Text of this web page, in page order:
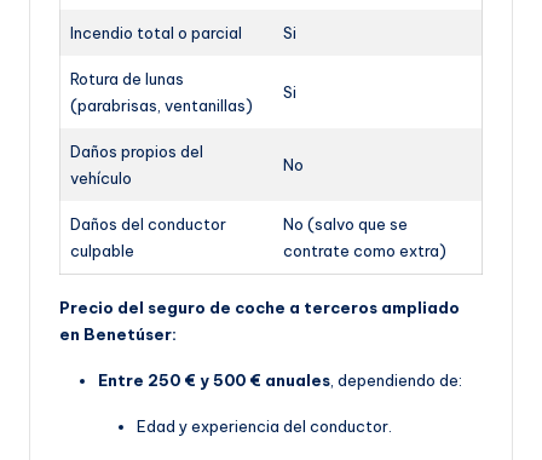
Incendio total o parcial Si
Rotura de lunas
(parabrisas, ventanillas)
Si
Daños propios del
vehículo
No
Daños del conductor
culpable
No (salvo que se
contrate como extra)
Precio del seguro de coche a terceros ampliado
en Benetúser:
Entre 250 € y 500 € anuales , dependiendo de:
Edad y experiencia del conductor.